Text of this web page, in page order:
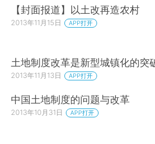
【封面报道】以土改再造农村
2013年11月15日 APP打开
土地制度改革是新型城镇化的突
2013年11月13日 APP打开
中国土地制度的问题与改革
2013年10月31日 APP打开